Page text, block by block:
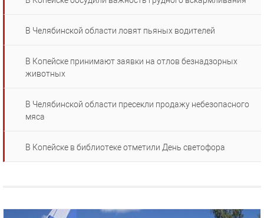
В Челябинской области ловят пьяных водителей
В Копейске принимают заявки на отлов безнадзорных
животных
В Челябинской области пресекли продажу небезопасного
мяса
В Копейске в библиотеке отметили День светофора